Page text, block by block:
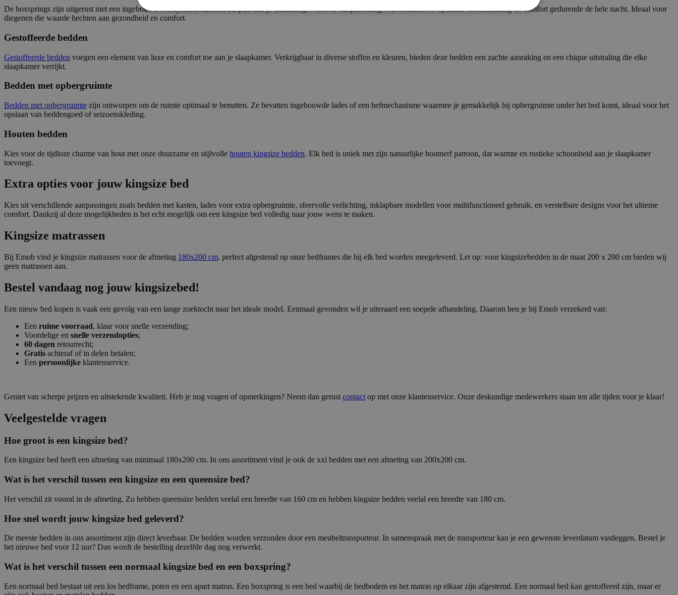
De boxsprings zijn uitgerust met een ingebouwd veersysteem dat zich aanpast aan je lichaamsgewicht en slaaphouding, wat resulteert in optimale ondersteuning en comfort gedurende de hele nacht. Ideaal voor
diegenen die waarde hechten aan gezondheid en comfort.
Gestoffeerde bedden
Gestoffeerde bedden voegen een element van luxe en comfort toe aan je slaapkamer. Verkrijgbaar in diverse stoffen en kleuren, bieden deze bedden een zachte aanraking en een chique uitstraling die elke
slaapkamer verrijkt.
Bedden met opbergruimte
Bedden met opbergruimte zijn ontworpen om de ruimte optimaal te benutten. Ze bevatten ingebouwde lades of een hefmechanisme waarmee je gemakkelijk bij opbergruimte onder het bed komt, ideaal voor het
opslaan van beddengoed of seizoenskleding.
Houten bedden
Kies voor de tijdloze charme van hout met onze duurzame en stijlvolle houten kingsize bedden. Elk bed is uniek met zijn natuurlijke houtnerf patroon, dat warmte en rustieke schoonheid aan je slaapkamer
toevoegt.
Extra opties voor jouw kingsize bed
Kies uit verschillende aanpassingen zoals bedden met kasten, lades voor extra opbergruimte, sfeervolle verlichting, inklapbare modellen voor multifunctioneel gebruik, en verstelbare designs voor het ultieme
comfort. Dankzij al deze mogelijkheden is het echt mogelijk om een kingsize bed volledig naar jouw wens te maken.
Kingsize matrassen
Bij Emob vind je kingsize matrassen voor de afmeting 180x200 cm, perfect afgestemd op onze bedframes die bij elk bed worden meegeleverd. Let op: voor kingsizebedden in de maat 200 x 200 cm bieden wij
geen matrassen aan.
Bestel vandaag nog jouw kingsizebed!
Een nieuw bed kopen is vaak een gevolg van een lange zoektocht naar het ideale model. Eenmaal gevonden wil je uiteraard een soepele afhandeling. Daarom ben je bij Emob verzekerd van:
Een ruime voorraad, klaar voor snelle verzending;
Voordelige en snelle verzendopties;
60 dagen retourrecht;
Gratis achteraf of in delen betalen;
Een persoonlijke klantenservice.
Geniet van scherpe prijzen en uitstekende kwaliteit. Heb je nog vragen of opmerkingen? Neem dan gerust contact op met onze klantenservice. Onze deskundige medewerkers staan ten alle tijden voor je klaar!
Veelgestelde vragen
Hoe groot is een kingsize bed?
Een kingsize bed heeft een afmeting van minimaal 180x200 cm. In ons assortiment vind je ook de xxl bedden met een afmeting van 200x200 cm.
Wat is het verschil tussen een kingsize en een queensize bed?
Het verschil zit vooral in de afmeting. Zo hebben queensize bedden veelal een breedte van 160 cm en hebben kingsize bedden veelal een breedte van 180 cm.
Hoe snel wordt jouw kingsize bed geleverd?
De meeste bedden in ons assortiment zijn direct leverbaar. De bedden worden verzonden door een meubeltransporteur. In samenspraak met de transporteur kan je een gewenste leverdatum vastleggen. Bestel je
het nieuwe bed voor 12 uur? Dan wordt de bestelling dezelfde dag nog verwerkt.
Wat is het verschil tussen een normaal kingsize bed en een boxspring?
Een normaal bed bestaat uit een los bedframe, poten en een apart matras. Een boxspring is een bed waarbij de bedbodem en het matras op elkaar zijn afgestemd. Een normaal bed kan gestoffeerd zijn, maar er